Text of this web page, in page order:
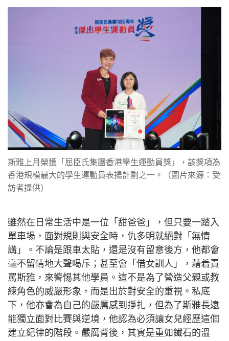
斯雅上月榮獲「屈臣氏集團香港學生運動員獎」，該獎項為
香港規模最大的學生運動員表揚計劃之一。（圖片來源：受
訪者提供）
雖然在日常生活中是一位「甜爸爸」，但只要一踏入
單車場，面對規則與安全時，仇多明就絕對「無情
講」。不論是跟車太貼，還是沒有留意後方，他都會
毫不留情地大聲喝斥；甚至會「借女訓人」，藉着責
罵斯雅，來警惕其他學員。這不是為了營造父親或教
練角色的威嚴形象，而是出於對安全的重視。私底
下，他亦會為自己的嚴厲感到掙扎，但為了斯雅長遠
能獨立面對比賽與逆境，他認為必須讓女兒經歷這個
建立紀律的階段。嚴厲背後，其實是重如鐵石的溫